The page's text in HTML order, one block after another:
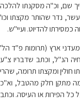
שם, וכ"ה מסקנתו להלכה
נדר שהותר מקצתו וכו'
כמסירתו להדיוט. ועיי"ש.
ארץ (תרומות פ"ד הל'
הנ"ל, וכתב שדבריו צ"ע
ומקצתו תרומה, שהרי
מתקן חלק מהטבל, וא"כ
הפירות או העיסה. וכתב